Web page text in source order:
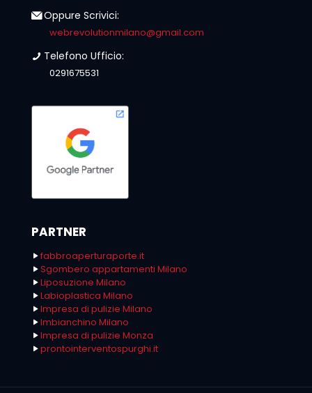
Oppure Scrivici:
webrevolutionmilano@gmail.com
Telefono Ufficio:
0291675531
PARTNER
fabbroaperturaporte.it
Sgombero appartamenti Milano
Liposuzione Milano
Labioplastica Milano
Impresa di pulizie Milano
Imbianchino Milano
Impresa di pulizie Monza
prontointerventospurghi.it